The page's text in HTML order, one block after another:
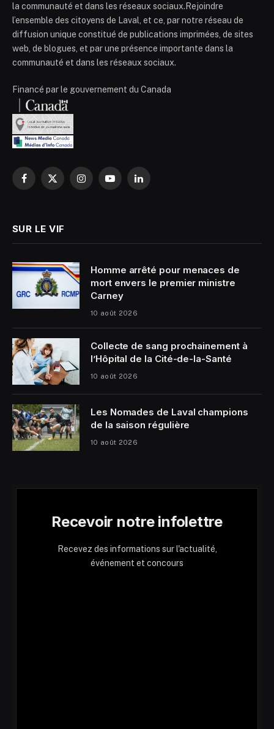
la communauté et dans les réseaux sociaux.Rejoindre
l’ensemble des citoyens de Laval, et ce, par notre réseau de
diffusion unique constitué de publications imprimées, de sites
web, de blogues, et par une présence importante dans la
communauté et dans les réseaux sociaux.
Financé par le gouvernement du Canada
Facebook
X
InstagramYouTubeLinkedIn
SUR LE VIF
Homme arrêté pour menaces de
mort envers le premier ministre
Carney
10 août 2026
Collecte de sang prochainement à
l’Hôpital de la Cité-de-la-Santé
10 août 2026
Les Nomades de Laval champions
de la saison régulière
10 août 2026
Recevoir notre infolettre
Recevez des informations sur l'actualité,
événement et concours